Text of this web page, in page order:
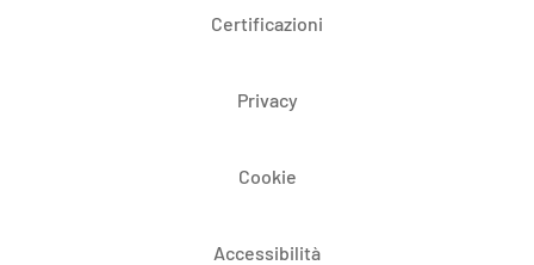
Certificazioni
Privacy
Cookie
Accessibilità